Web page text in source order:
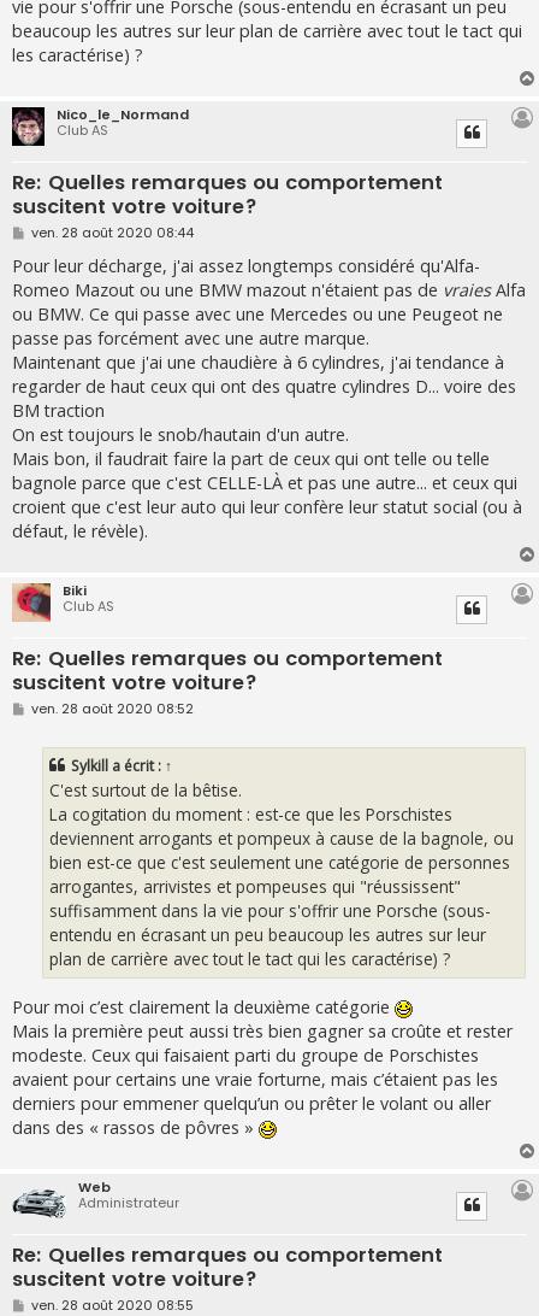
vie pour s'offrir une Porsche (sous-entendu en écrasant un peu
beaucoup les autres sur leur plan de carrière avec tout le tact qui
les caractérise) ?
Nico_le_Normand
Club AS
Re: Quelles remarques ou comportement
suscitent votre voiture?
M
s
s
a
g
e
ven. 28 août 2020 08:44
Pour leur décharge, j'ai assez longtemps considéré qu'Alfa-
Romeo Mazout ou une BMW mazout n'étaient pas de vraiesAlfa
ou BMW. Ce qui passe avec une Mercedes ou une Peugeot ne
passe pas forcément avec une autre marque.
Maintenant que j'ai une chaudière à 6 cylindres, j'ai tendance à
regarder de haut ceux qui ont des quatre cylindres D... voire des
BM traction
On est toujours le snob/hautain d'un autre.
Mais bon, il faudrait faire la part de ceux qui ont telle ou telle
bagnole parce que c'est CELLE-LÀ et pas une autre... et ceux qui
croient que c'est leur auto qui leur confère leur statut social (ou à
défaut, le révèle).
Biki
Club AS
Re: Quelles remarques ou comportement
suscitent votre voiture?
M
ven. 28 août 2020 08:52
Sylkill a écrit : ↑
C'est surtout de la bêtise.
La cogitation du moment : est-ce que les Porschistes
deviennent arrogants et pompeux à cause de la bagnole, ou
bien est-ce que c'est seulement une catégorie de personnes
arrogantes, arrivistes et pompeuses qui "réussissent"
suffisamment dans la vie pour s'offrir une Porsche (sous-
entendu en écrasant un peu beaucoup les autres sur leur
plan de carrière avec tout le tact qui les caractérise) ?
Pour moi c’est clairement la deuxième catégorie
Mais la première peut aussi très bien gagner sa croûte et rester
modeste. Ceux qui faisaient parti du groupe de Porschistes
avaient pour certains une vraie forturne, mais c’étaient pas les
derniers pour emmener quelqu’un ou prêter le volant ou aller
dans des « rassos de pôvres »
Web
Administrateur
Re: Quelles remarques ou comportement
suscitent votre voiture?
M
ven. 28 août 2020 08:55